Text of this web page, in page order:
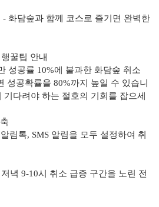
화담숲과 함께 코스로 즐기면 완벽한
꿀팁 안내
성공률 10%에 불과한 화담숲 취소
성공확률을 80%까지 높일 수 있습니
다려야 하는 절호의 기회를 잡으세
림톡, SMS 알림을 모두 설정하여 취
녁 9-10시 취소 급증 구간을 노린 전